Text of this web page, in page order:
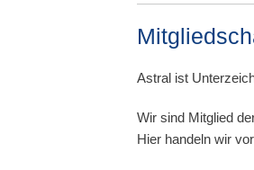
Astral ist
Wir sind Mitglied
Hier handeln wir